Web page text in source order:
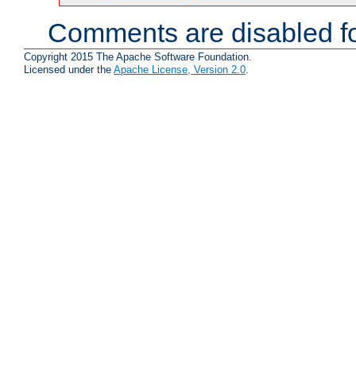
Comments are disabled
Copyright 2015 The Apache Software Foundation.
Licensed under the Apache License, Version 2.0.